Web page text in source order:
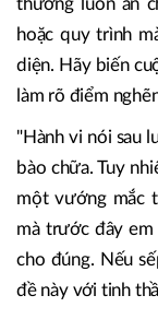
thường luôn ẩn
hoặc quy trình
diện. Hãy biến
làm rõ điểm
"Hành vi nói sau
bào chữa. Tuy
một vướng mắc
mà trước đây
cho đúng. Nếu
đề này với tinh